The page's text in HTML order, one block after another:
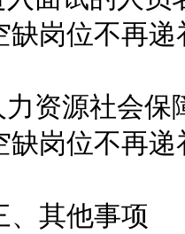
缺岗位不再递
源社会保
缺岗位不再递
其他事项